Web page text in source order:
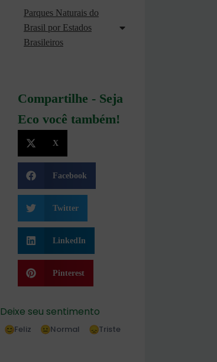
Parques Naturais do
Brasil por Estados
Brasileiros
Compartilhe - Seja
Eco você também!
X
Facebook
Twitter
LinkedIn
Pinterest
Deixe seu sentimento
Feliz Normal Triste